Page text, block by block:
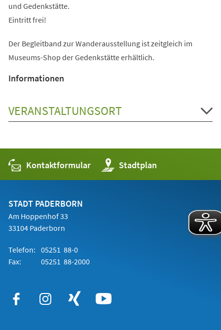
und Gedenkstätte.
Eintritt frei!
Der Begleitband zur Wanderausstellung ist zeitgleich im
Museums-Shop der Gedenkstätte erhältlich.
Informationen
VERANSTALTUNGSORT
Kontaktformular Stadtplan
(Öffnet
in
einem
STADT PADERBORN
Am Hoppenhof 33
33104 Paderborn
Telefon: 05251 88-0
Fax:
05251 88-2000